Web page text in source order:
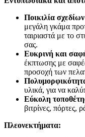
Ποικιλία
μεγάλη γκάμα
ταιριαστά με το
σας.
Ευκρινή και
έκπτωσης με
προσοχή των
υλικά, για να
Εύκολη
βιτρίνες, πόρτες,
Πλεονεκτήματα: